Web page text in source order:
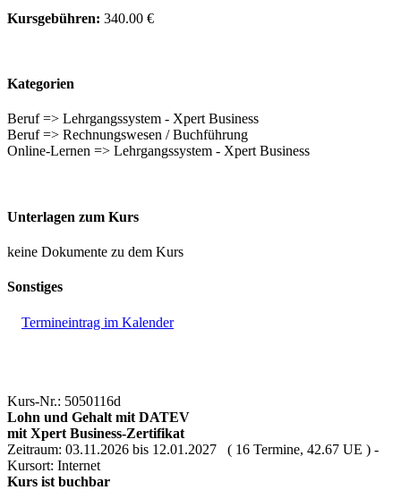
Kursgebühren: 340.00 €
Kategorien
Beruf => Lehrgangssystem - Xpert Business
Beruf => Rechnungswesen / Buchführung
Online-Lernen => Lehrgangssystem - Xpert Business
Unterlagen zum Kurs
keine Dokumente zu dem Kurs
Sonstiges
Termineintrag im Kalender
Kurs-Nr.: 5050116d
Lohn und Gehalt mit DATEV
mit Xpert Business-Zertifikat
Zeitraum: 03.11.2026 bis 12.01.2027 ( 16 Termine, 42.67 UE ) -
Kursort: Internet
Kurs ist buchbar